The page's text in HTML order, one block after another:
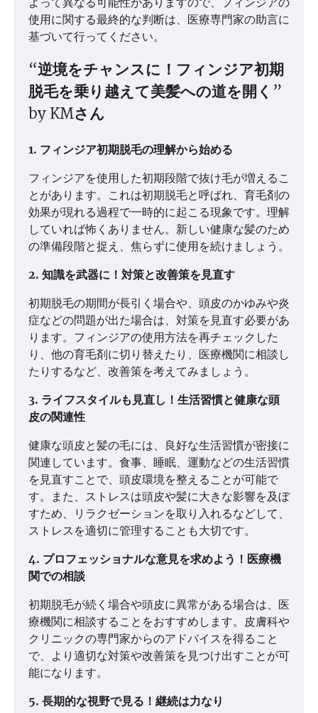
使用に関する最終的な判断は、医療専門家の助言に
基づいて行ってください。
“逆境をチャンスに！フィンジア初期
脱毛を乗り越えて美髪への道を開く ”
by KMさん
1. フィンジア初期脱毛の理解から始める
フィンジアを使用した初期段階で抜け毛が増えるこ
とがあります。これは初期脱毛と呼ばれ、育毛剤の
効果が現れる過程で一時的に起こる現象です。理解
していれば怖くありません。新しい健康な髪のため
の準備段階と捉え、焦らずに使用を続けましょう。
2. 知識を武器に！対策と改善策を見直す
初期脱毛の期間が長引く場合や、頭皮のかゆみや炎
症などの問題が出た場合は、対策を見直す必要があ
ります。フィンジアの使用方法を再チェックした
り、他の育毛剤に切り替えたり、医療機関に相談し
たりするなど、改善策を考えてみましょう。
3. ライフスタイルも見直し！生活習慣と健康な頭
皮の関連性
健康な頭皮と髪の毛には、良好な生活習慣が密接に
関連しています。食事、睡眠、運動などの生活習慣
を見直すことで、頭皮環境を整えることが可能で
す。また、ストレスは頭皮や髪に大きな影響を及ぼ
すため、リラクゼーションを取り入れるなどして、
ストレスを適切に管理することも大切です。
4. プロフェッショナルな意見を求めよう！医療機
関での相談
初期脱毛が続く場合や頭皮に異常がある場合は、医
療機関に相談することをおすすめします。皮膚科や
クリニックの専門家からのアドバイスを得ること
で、より適切な対策や改善策を見つけ出すことが可
能になります。
5. 長期的な視野で見る！継続は力なり